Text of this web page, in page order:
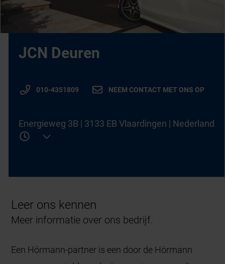
JCN Deuren
010-4351809 NEEM CONTACT MET ONS OP
Energieweg 3B | 3133 EB Vlaardingen | Nederland
Leer ons kennen
Meer informatie over ons bedrijf.
Een Hörmann-partner is een door de Hörmann